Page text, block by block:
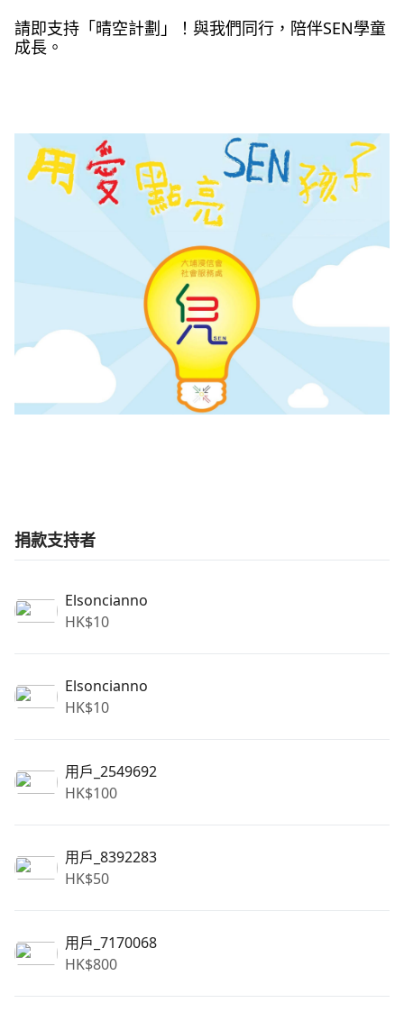
請即支持「晴空計劃」！與我們同行，陪伴SEN學童
成長。
捐款支持者
Elsoncianno
HK$10
Elsoncianno
HK$10
用戶_2549692
HK$100
用戶_8392283
HK$50
用戶_7170068
HK$800